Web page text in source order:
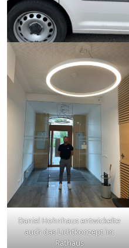
Daniel Hohnhaus entwickelte
auch das Lichtkonzept im
Rathaus